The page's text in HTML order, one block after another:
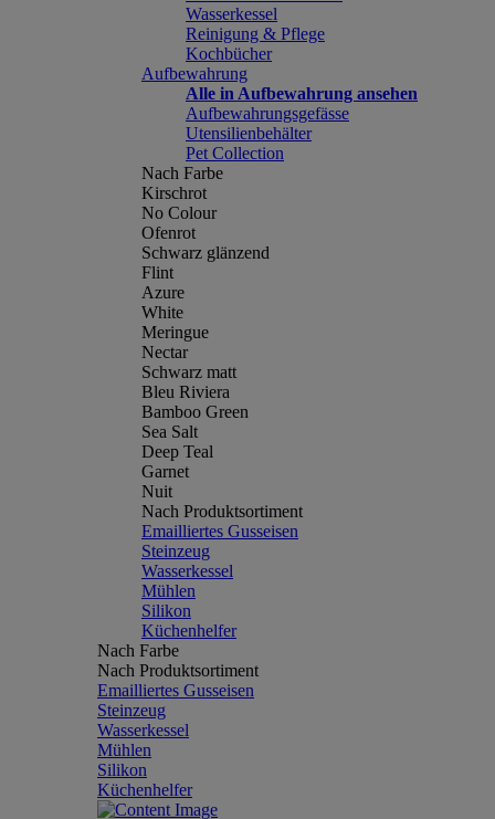
Wasserkessel
Reinigung & Pflege
Kochbücher
Aufbewahrung
Alle in Aufbewahrung ansehen
Aufbewahrungsgefässe
Utensilienbehälter
Pet Collection
Nach Farbe
Kirschrot
No Colour
Ofenrot
Schwarz glänzend
Flint
Azure
White
Meringue
Nectar
Schwarz matt
Bleu Riviera
Bamboo Green
Sea Salt
Deep Teal
Garnet
Nuit
Nach Produktsortiment
Emailliertes Gusseisen
Steinzeug
Wasserkessel
Mühlen
Silikon
Küchenhelfer
Nach Farbe
Nach Produktsortiment
Emailliertes Gusseisen
Steinzeug
Wasserkessel
Mühlen
Silikon
Küchenhelfer